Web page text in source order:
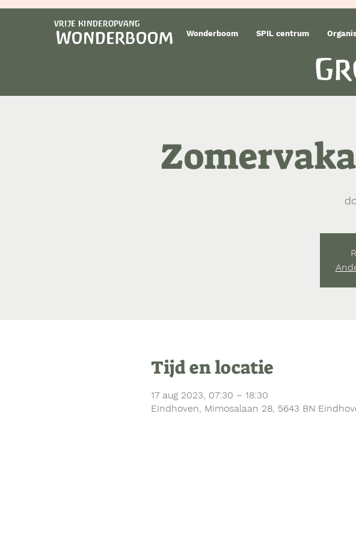
vrije kinderopvang
Wonderboom Wonderboom SPIL centrum
Tijd en locatie
17 aug 2023, 07:30 – 18:30
Eindhoven, Mimosalaan 28, 5643 BN